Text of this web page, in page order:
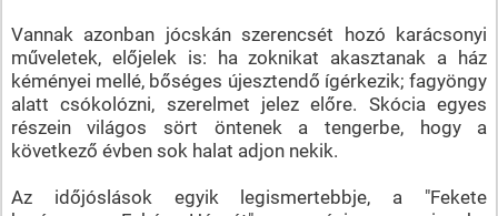
Vannak azonban jócskán szerencsét hozó karácsonyi
műveletek, előjelek is: ha zoknikat akasztanak a ház
kéményei mellé, bőséges újesztendő ígérkezik; fagyöngy
alatt csókolózni, szerelmet jelez előre. Skócia egyes
részein világos sört öntenek a tengerbe, hogy a
következő évben sok halat adjon nekik.
Az időjóslások egyik legismertebbje, a "Fekete